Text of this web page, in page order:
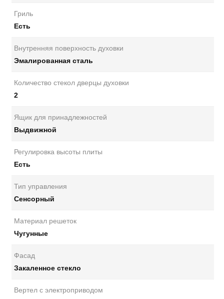
Гриль
Есть
Внутренняя поверхность духовки
Эмалированная сталь
Количество стекол дверцы духовки
2
Ящик для принадлежностей
Выдвижной
Регулировка высоты плиты
Есть
Тип управления
Сенсорный
Материал решеток
Чугунные
Фасад
Закаленное стекло
Вертел с электроприводом